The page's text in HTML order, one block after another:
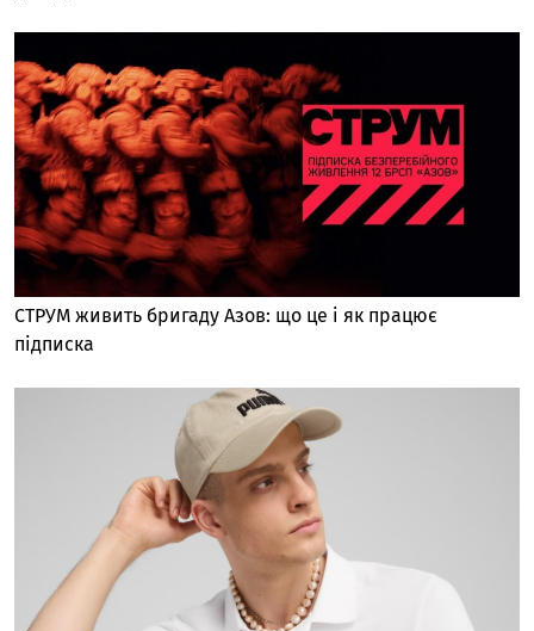
СТРУМ живить бригаду Азов: що це і як працює
підписка